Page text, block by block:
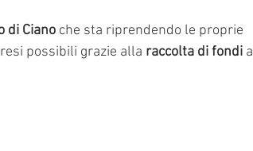
di Ciano che sta riprendendo le proprie
resi possibili grazie alla raccolta di fondi a